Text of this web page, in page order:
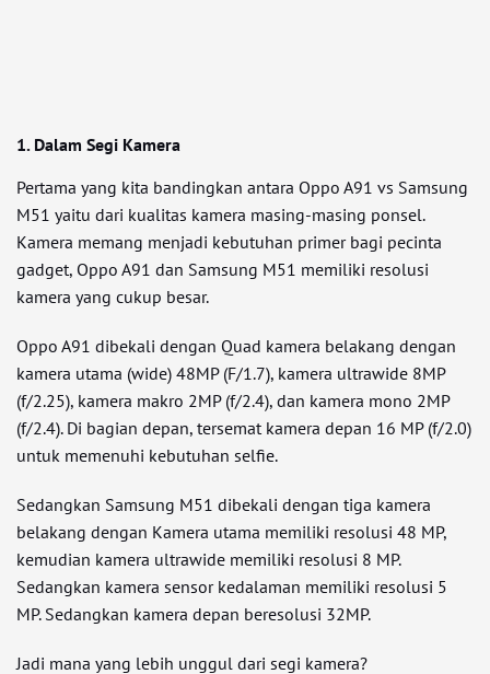
1. Dalam Segi Kamera
Pertama yang kita bandingkan antara Oppo A91 vs Samsung
M51 yaitu dari kualitas kamera masing-masing ponsel.
Kamera memang menjadi kebutuhan primer bagi pecinta
gadget, Oppo A91 dan Samsung M51 memiliki resolusi
kamera yang cukup besar.
Oppo A91 dibekali dengan Quad kamera belakang dengan
kamera utama (wide) 48MP (F/1.7), kamera ultrawide 8MP
(f/2.25), kamera makro 2MP (f/2.4), dan kamera mono 2MP
(f/2.4). Di bagian depan, tersemat kamera depan 16 MP (f/2.0)
untuk memenuhi kebutuhan selfie.
Sedangkan Samsung M51 dibekali dengan tiga kamera
belakang dengan Kamera utama memiliki resolusi 48 MP,
kemudian kamera ultrawide memiliki resolusi 8 MP.
Sedangkan kamera sensor kedalaman memiliki resolusi 5
MP. Sedangkan kamera depan beresolusi 32MP.
Jadi mana yang lebih unggul dari segi kamera?